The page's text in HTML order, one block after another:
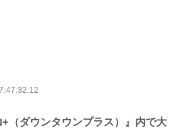
（ダウンタウンプラス）』内で大